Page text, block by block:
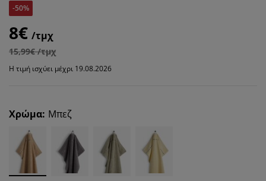
-50%
8€ /τμχ
15,99€ /τμχ
Η τιμή ισχύει μέχρι 19.08.2026
Χρώμα: Μπεζ